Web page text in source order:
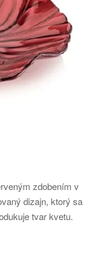
zdobením v
dizajn, ktorý sa
tvar kvetu.